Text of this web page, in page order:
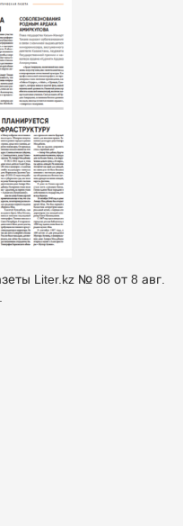
Liter.kz № 88 от 8 авг.